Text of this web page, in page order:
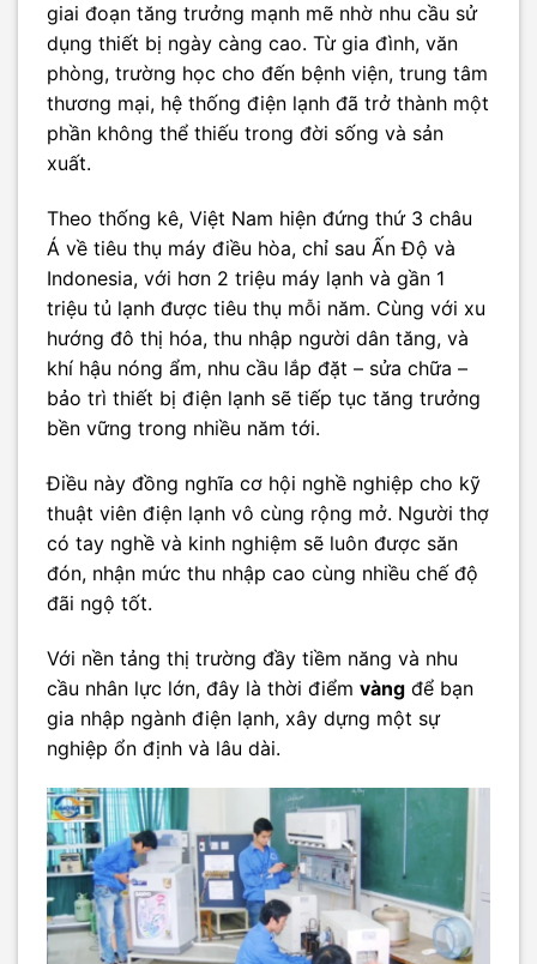
giai đoạn tăng trưởng mạnh mẽ nhờ nhu cầu sử
dụng thiết bị ngày càng cao. Từ gia đình, văn
phòng, trường học cho đến bệnh viện, trung tâm
thương mại, hệ thống điện lạnh đã trở thành một
phần không thể thiếu trong đời sống và sản
xuất.
Theo thống kê, Việt Nam hiện đứng thứ 3 châu
Á về tiêu thụ máy điều hòa, chỉ sau Ấn Độ và
Indonesia, với hơn 2 triệu máy lạnh và gần 1
triệu tủ lạnh được tiêu thụ mỗi năm. Cùng với xu
hướng đô thị hóa, thu nhập người dân tăng, và
khí hậu nóng ẩm, nhu cầu lắp đặt – sửa chữa –
bảo trì thiết bị điện lạnh sẽ tiếp tục tăng trưởng
bền vững trong nhiều năm tới.
Điều này đồng nghĩa cơ hội nghề nghiệp cho kỹ
thuật viên điện lạnh vô cùng rộng mở. Người thợ
có tay nghề và kinh nghiệm sẽ luôn được săn
đón, nhận mức thu nhập cao cùng nhiều chế độ
đãi ngộ tốt.
Với nền tảng thị trường đầy tiềm năng và nhu
cầu nhân lực lớn, đây là thời điểm vàng để bạn
gia nhập ngành điện lạnh, xây dựng một sự
nghiệp ổn định và lâu dài.